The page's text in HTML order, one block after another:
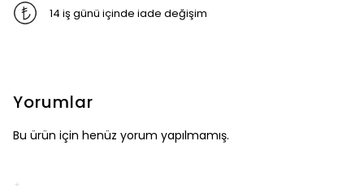
14 iş günü içinde iade değişim
Yorumlar
Bu ürün için henüz yorum yapılmamış.